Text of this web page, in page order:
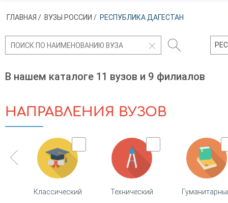
ГЛАВНАЯ / ВУЗЫ РОССИИ / РЕСПУБЛИКА ДАГЕСТАН
В нашем каталоге 11 вузов и 9 филиалов
НАПРАВЛЕНИЯ ВУЗОВ
Классический Технический